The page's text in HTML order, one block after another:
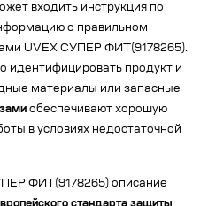
входить инструкция по
о правильном
UVEX СУПЕР ФИТ(9178265).
идентифицировать продукт и
материалы или запасные
обеспечивают хорошую
в условиях недостаточной
ФИТ(9178265) описание